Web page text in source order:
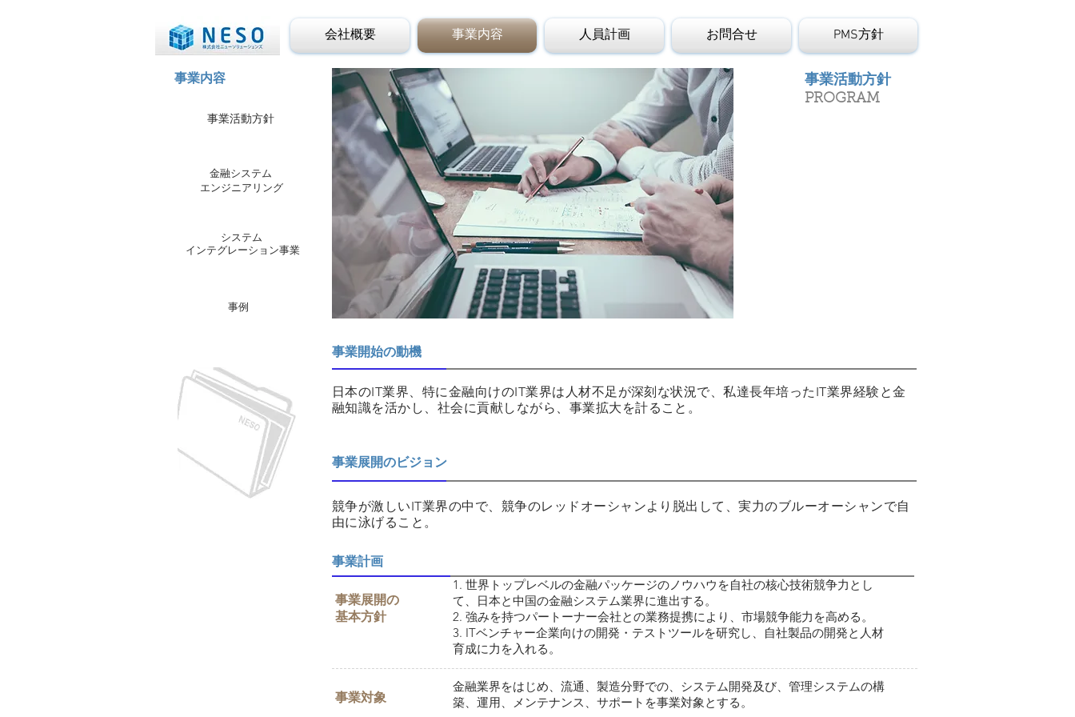
会社概要 事業内容 人員計画 お問合せ PMS方針
事業内容
事業活動方針
​エンジニアリング
金融システム
​システム
​インテグレーション事業
​事例
事業活動方針
PROGRAM
事業開始の動機
日本のIT業界、特に金融向けのIT業界は人材不足が深刻な状況で、私達長年培ったIT業界経験と金
融知識を活かし、社会に貢献しながら、事業拡大を計ること。
事業展開のビジョン
競争が激しいIT業界の中で、競争のレッドオーシャンより脱出して、実力のブルーオーシャンで自
由に泳げること。
事業展開の
基本方針
事業計画
1. 世界トップレベルの金融パッケージのノウハウを自社の核心技術競争力とし
て、日本と中国の金融システム業界に進出する。
2. 強みを持つパートーナー会社との業務提携により、市場競争能力を高める。
3. ITベンチャー企業向けの開発・テストツールを研究し、自社製品の開発と人材
育成に力を入れる。
事業対象
金融業界をはじめ、流通、製造分野での、システム開発及び、管理システムの構
築、運用、メンテナンス、サポートを事業対象とする。